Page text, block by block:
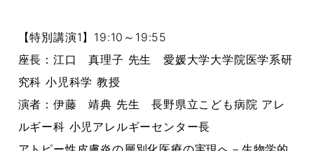
【特別講演1】19:10～19:55
座長：江口 真理子 先生 愛媛大学大学院医学系研
究科 小児科学 教授
演者：伊藤 靖典 先生 長野県立こども病院 アレ
ルギー科 小児アレルギーセンター長